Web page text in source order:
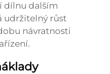
dílnu dalším
udržitelný růst
návratnosti